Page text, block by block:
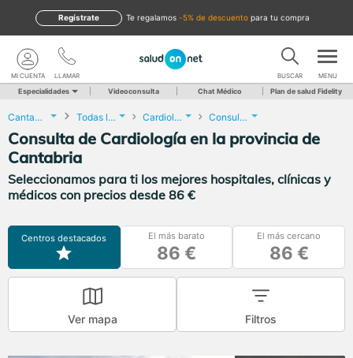
te regalamos -5% de descuento para tu compra
Regístrate
LLAMAR
MI CUENTA BUSCAR MENU
Especialidades Videoconsulta Chat Médico Plan de salud Fidelity
Cantabria Todas las localidades Cardiología Consulta de Cardiología
Consulta de Cardiología en la provincia de
Cantabria
Seleccionamos para ti los mejores hospitales, clínicas y
médicos con precios desde 86 €
Centros destacados El más barato
86 €
El más cercano
86 €
Ver mapa Filtros